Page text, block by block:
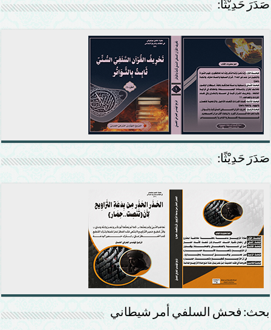
صَدَرَ حَدِيْثًا:
صَدَرَ حَدِيْثًا:
بحث: فحش السلفي أمر شيطاني